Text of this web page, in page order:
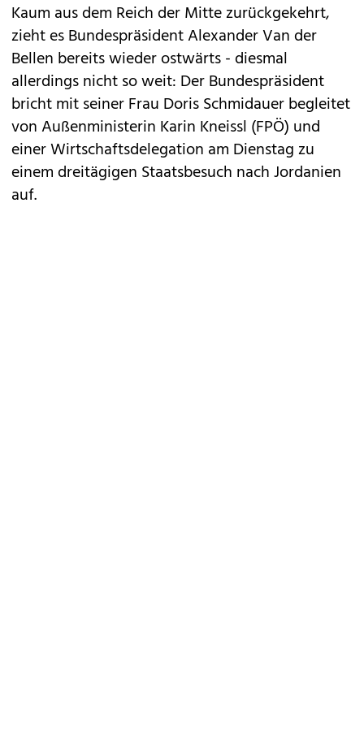
Kaum aus dem Reich der Mitte zurückgekehrt,
zieht es Bundespräsident Alexander Van der
Bellen bereits wieder ostwärts - diesmal
allerdings nicht so weit: Der Bundespräsident
bricht mit seiner Frau Doris Schmidauer begleitet
von Außenministerin Karin Kneissl (FPÖ) und
einer Wirtschaftsdelegation am Dienstag zu
einem dreitägigen Staatsbesuch nach Jordanien
auf.